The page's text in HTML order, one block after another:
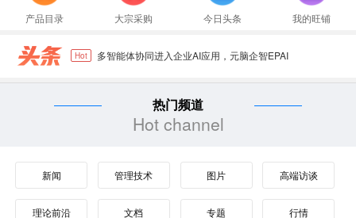
产品目录 大宗采购 今日头条 我的旺铺
Hot
德高中国斩获两项 ESG 大奖 2025年度可持续
多智能体协同进入企业AI应用，元脑企智EPAI
热门频道
Hot channel
新闻 管理技术 图片 高端访谈
理论前沿 文档 专题 行情